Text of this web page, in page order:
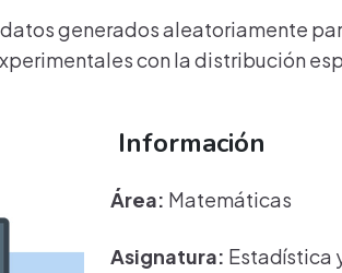
generados aleatoriamente
con la distribución
Información
Área: Matemáticas
Asignatura: Estadística